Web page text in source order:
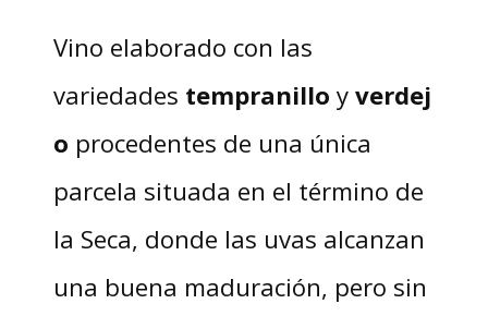
Vino elaborado con las
variedades tempranillo yverdej
o procedentes de una única
parcela situada en el término de
la Seca, donde las uvas alcanzan
una buena maduración, pero sin